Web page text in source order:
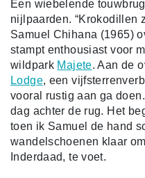
Een wiebelende
nijlpaarden. “Krokodillen
Samuel Chihana (1965)
stampt enthousiast voor
wildpark Majete. Aan de
Lodge, een
vooral rustig aan ga
dag achter de rug. Het
toen ik Samuel de hand
wandelschoenen klaar
Inderdaad, te voet.